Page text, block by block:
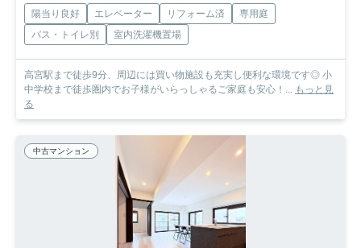
陽当り良好 エレベーター リフォーム済
専用庭
バス・トイレ別
室内洗濯機置場
高宮駅まで徒歩9分、周辺には買い物施設も充実し便利な環境です◎ 小
中学校まで徒歩圏内でお子様がいらっしゃるご家庭も安心！... もっと見
る
中古マンション